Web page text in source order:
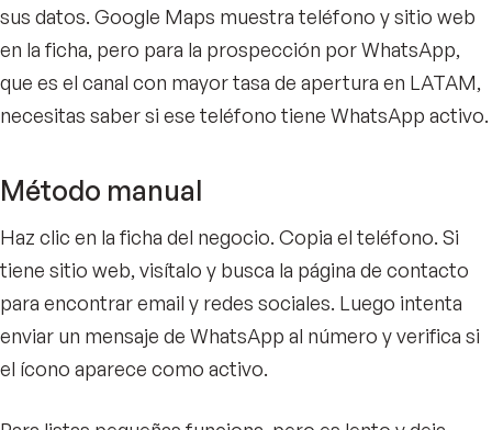
sus datos. Google Maps muestra teléfono y sitio web
en la ficha, pero para la prospección por WhatsApp,
que es el canal con mayor tasa de apertura en LATAM,
necesitas saber si ese teléfono tiene WhatsApp activo.
Método manual
Haz clic en la ficha del negocio. Copia el teléfono. Si
tiene sitio web, visítalo y busca la página de contacto
para encontrar email y redes sociales. Luego intenta
enviar un mensaje de WhatsApp al número y verifica si
el ícono aparece como activo.